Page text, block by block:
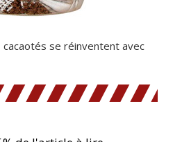
se réinventent avec